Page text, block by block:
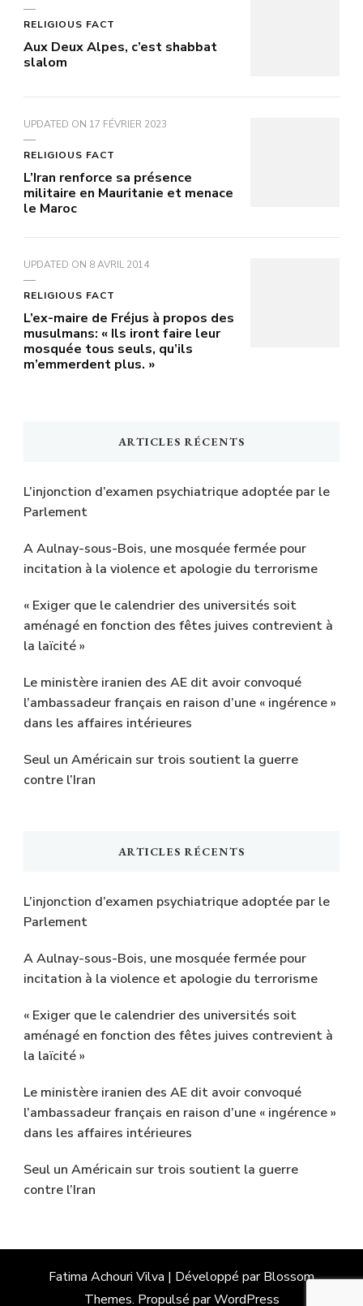
RELIGIOUS FACT
Aux Deux Alpes, c’est shabbat
slalom
UPDATED ON 17 FÉVRIER 2023
RELIGIOUS FACT
L’Iran renforce sa présence
militaire en Mauritanie et menace
le Maroc
UPDATED ON 8 AVRIL 2014
RELIGIOUS FACT
L’ex-maire de Fréjus à propos des
musulmans: « Ils iront faire leur
mosquée tous seuls, qu’ils
m’emmerdent plus. »
ARTICLES RÉCENTS
L’injonction d’examen psychiatrique adoptée par le
Parlement
A Aulnay-sous-Bois, une mosquée fermée pour
incitation à la violence et apologie du terrorisme
« Exiger que le calendrier des universités soit
aménagé en fonction des fêtes juives contrevient à
la laïcité »
Le ministère iranien des AE dit avoir convoqué
l’ambassadeur français en raison d’une « ingérence »
dans les affaires intérieures
Seul un Américain sur trois soutient la guerre
contre l’Iran
ARTICLES RÉCENTS
L’injonction d’examen psychiatrique adoptée par le
Parlement
A Aulnay-sous-Bois, une mosquée fermée pour
incitation à la violence et apologie du terrorisme
« Exiger que le calendrier des universités soit
aménagé en fonction des fêtes juives contrevient à
la laïcité »
Le ministère iranien des AE dit avoir convoqué
l’ambassadeur français en raison d’une « ingérence »
dans les affaires intérieures
Seul un Américain sur trois soutient la guerre
contre l’Iran
Fatima Achouri Vilva | Développé parBlossom
Themes. Propulsé parWordPress